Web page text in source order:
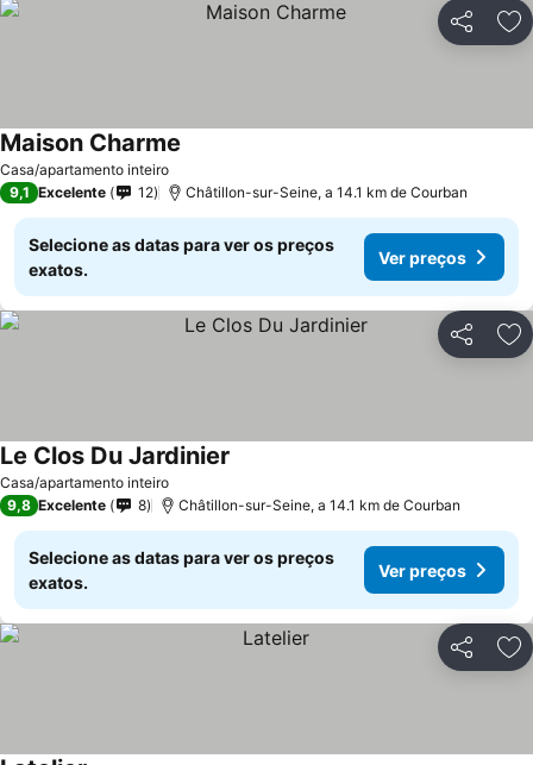
Partilhar
Casa/apartamento inteiro
Maison Charme
9,1 Excelente 12 Châtillon-sur-Seine, a 14.1 km de Courban
Selecione as datas para ver os preços
exatos.
Ver preços
Partilhar
Casa/apartamento inteiro
Le Clos Du Jardinier
9,8 Excelente 8 Châtillon-sur-Seine, a 14.1 km de Courban
Selecione as datas para ver os preços
exatos.
Ver preços
Partilhar